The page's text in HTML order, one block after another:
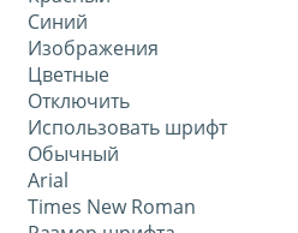
Синий
Изображения
Цветные
Отключить
Использовать шрифт
Обычный
Arial
Times New Roman